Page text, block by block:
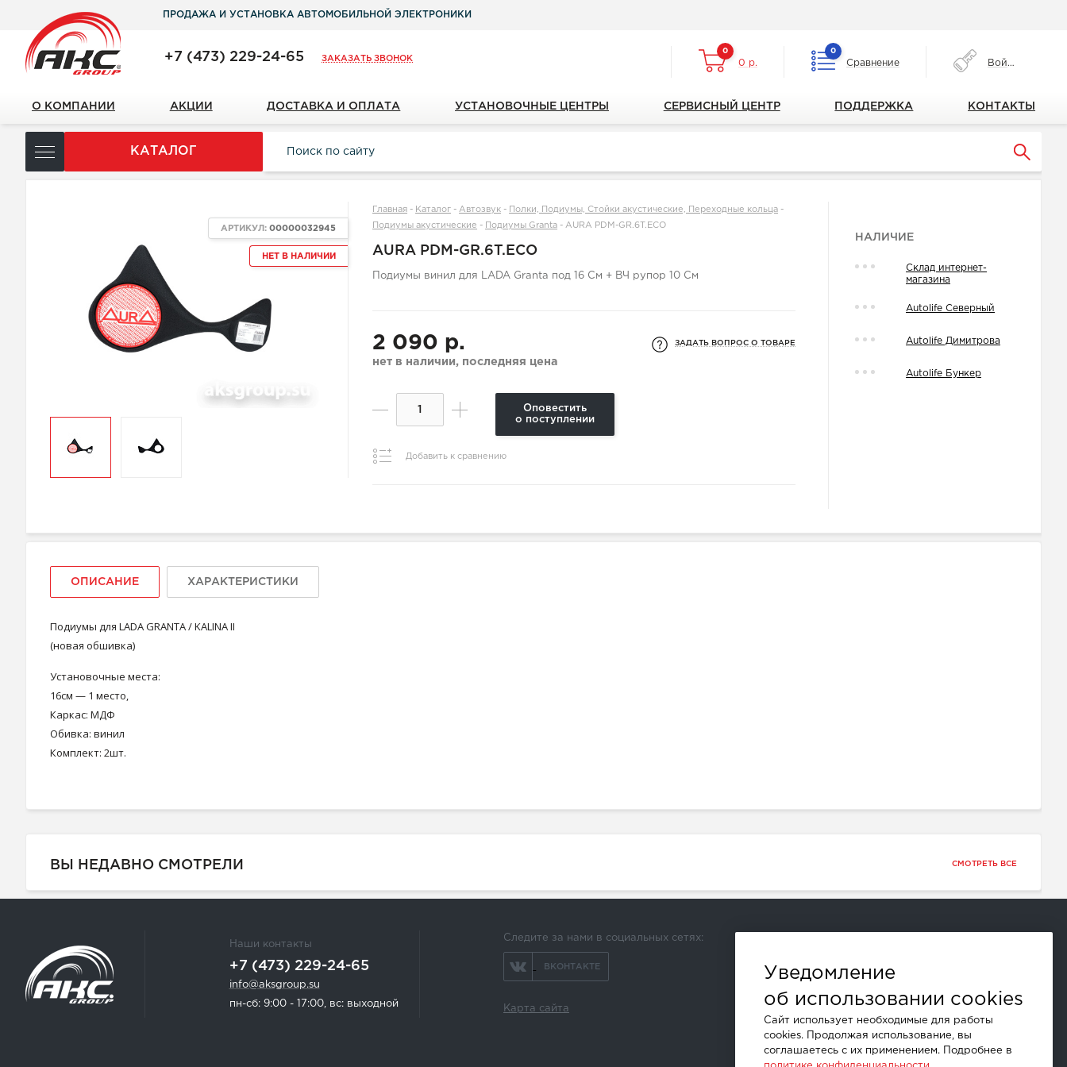
ПРОДАЖА И УСТАНОВКА АВТОМОБИЛЬНОЙ ЭЛЕКТРОНИКИ
+7 (473) 229-24-65 ЗАКАЗАТЬ ЗВОНОК
0
0 р.
0
Сравнение Войти
О КОМПАНИИ АКЦИИ ДОСТАВКА И ОПЛАТА УСТАНОВОЧНЫЕ ЦЕНТРЫ СЕРВИСНЫЙ ЦЕНТР ПОДДЕРЖКА КОНТАКТЫ
КАТАЛОГ
НЕТ В НАЛИЧИИ
АРТИКУЛ:00000032945
Главная - Каталог -Автозвук - Полки, Подиумы, Стойки акустические, Переходные кольца -
Подиумы акустические - Подиумы Granta -AURA PDM-GR.6T.ECO
AURA PDM-GR.6T.ECO
Подиумы винил для LADA Granta под 16 См + ВЧ рупор 10 См
2 090 р.
нет в наличии, последняя цена
ЗАДАТЬ ВОПРОС О ТОВАРЕ
Оповестить
о поступлении
Добавить к сравнению
НАЛИЧИЕ
Склад интернет-
магазина
Autolife Северный
Autolife Димитрова
Autolife Бункер
ОПИСАНИЕ ХАРАКТЕРИСТИКИ
Подиумы для LADA GRANTA / KALINA II
(новая обшивка)
Установочные места:
16см — 1 место,
Каркас: МДФ
Обивка: винил
Комплект: 2шт.
ВЫ НЕДАВНО СМОТРЕЛИ СМОТРЕТЬ ВСЕ
Наши контакты
+7 (473) 229-24-65
info@aksgroup.su
пн-сб: 9:00 - 17:00, вс: выходной
Следите за нами в социальных сетях:
ВКОНТАКТЕ
Карта сайта
и другие
Уведомление
об использовании cookies
Сайт использует необходимые для работы
cookies. Продолжая использование, вы
соглашаетесь с их применением. Подробнее в